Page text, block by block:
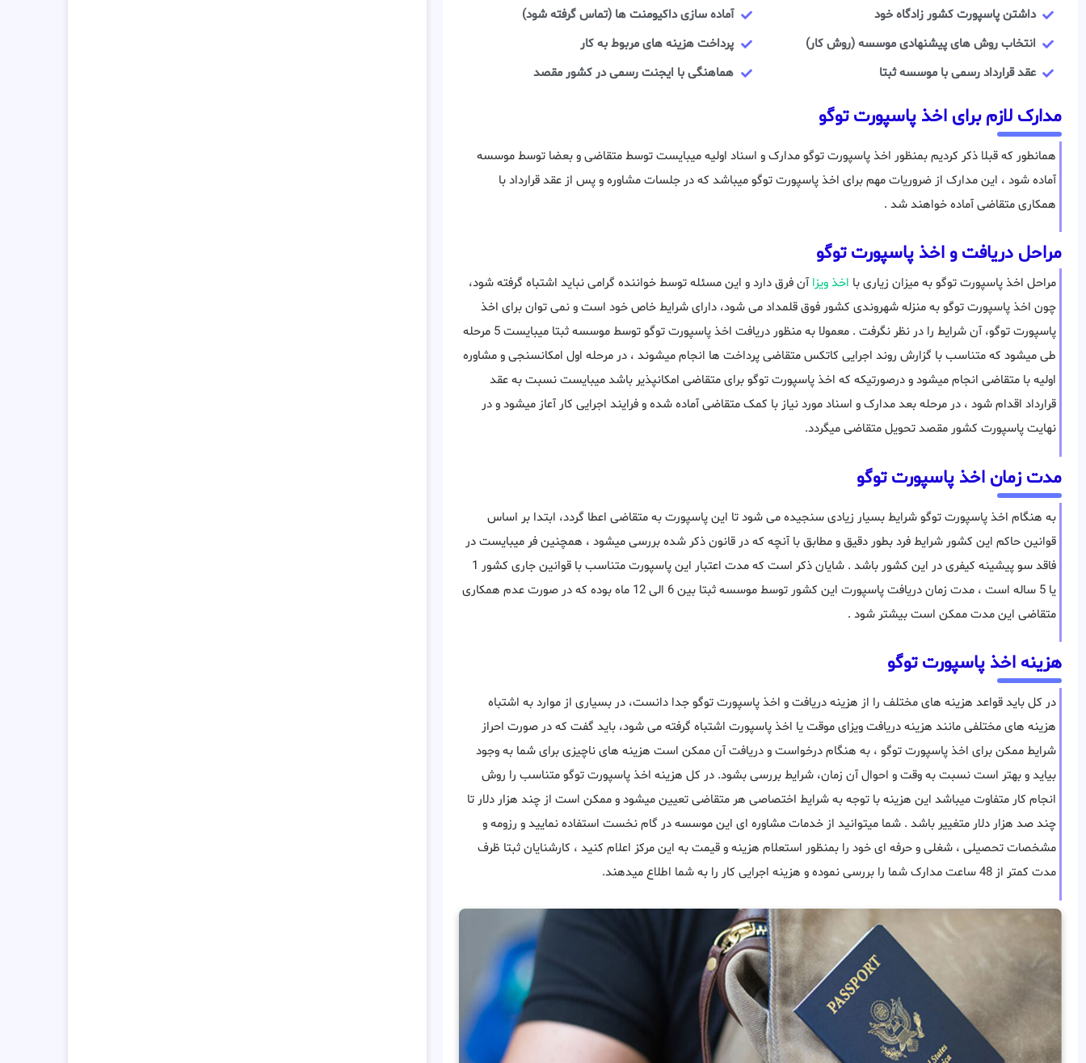
داشتن پاسپورت کشور زادگاه خود
انتخاب روش های پیشنهادی موسسه (روش کار)
عقد قرارداد رسمی با موسسه ثبتا
آماده سازی داکیومنت ها (تماس گرفته شود)
پرداخت هزینه های مربوط به کار
هماهنگی با ایجنت رسمی در کشور مقصد
مدارک لازم برای اخذ پاسپورت توگو
همانطور که قبلا ذکر کردیم بمنظور اخذ پاسپورت توگو مدارک و اسناد اولیه میبایست توسط متقاضی و بعضا توسط موسسه
آماده شود ، این مدارک از ضروریات مهم برای اخذ پاسپورت توگو میباشد که در جلسات مشاوره و پس از عقد قرارداد با
همکاری متقاضی آماده خواهند شد .
مراحل دریافت و اخذ پاسپورت توگو
مراحل اخذ پاسپورت توگو به میزان زیاری با اخذ ویزا آن فرق دارد و این مسئله توسط خواننده گرامی نباید اشتباه گرفته شود،
چون اخذ پاسپورت توگو به منزله شهروندی کشور فوق قلمداد می شود، دارای شرایط خاص خود است و نمی توان برای اخذ
پاسپورت توگو، آن شرایط را در نظر نگرفت . معمولا به منظور دریافت اخذ پاسپورت توگو توسط موسسه ثبتا میبایست 5 مرحله
طی میشود که متناسب با گزارش روند اجرایی کاتکس متقاضی پرداخت ها انجام میشوند ، در مرحله اول امکانسنجی و مشاوره
اولیه با متقاضی انجام میشود و درصورتیکه که اخذ پاسپورت توگو برای متقاضی امکانپذیر باشد میبایست نسبت به عقد
قرارداد اقدام شود ، در مرحله بعد مدارک و اسناد مورد نیاز با کمک متقاضی آماده شده و فرایند اجرایی کار آعاز میشود و در
نهایت پاسپورت کشور مقصد تحویل متقاضی میگردد.
مدت زمان اخذ پاسپورت توگو
به هنگام اخذ پاسپورت توگو شرایط بسیار زیادی سنجیده می شود تا این پاسپورت به متقاضی اعطا گردد، ابتدا بر اساس
قوانین حاکم این کشور شرایط فرد بطور دقیق و مطابق با آنچه که در قانون ذکر شده بررسی میشود ، همچنین فر میبایست در
فاقد سو پیشینه کیفری در این کشور باشد . شایان ذکر است که مدت اعتبار این پاسپورت متناسب با قوانین جاری کشور 1
یا 5 ساله است ، مدت زمان دریافت پاسپورت این کشور توسط موسسه ثبتا بین 6 الی 12 ماه بوده که در صورت عدم همکاری
متقاضی این مدت ممکن است بیشتر شود .
هزینه اخذ پاسپورت توگو
در کل باید قواعد هزینه های مختلف را از هزینه دریافت و اخذ پاسپورت توگو جدا دانست، در بسیاری از موارد به اشتباه
هزینه های مختلفی مانند هزینه دریافت ویزای موقت یا اخذ پاسپورت اشتباه گرفته می شود، باید گفت که در صورت احراز
شرایط ممکن برای اخذ پاسپورت توگو ، به هنگام درخواست و دریافت آن ممکن است هزینه های ناچیزی برای شما به وجود
بیاید و بهتر است نسبت به وقت و احوال آن زمان، شرایط بررسی بشود. در کل هزینه اخذ پاسپورت توگو متناسب را روش
انجام کار متفاوت میباشد این هزینه با توجه به شرایط اختصاصی هر متقاضی تعیین میشود و ممکن است از چند هزار دلار تا
چند صد هزار دلار متغییر باشد . شما میتوانید از خدمات مشاوره ای این موسسه در گام نخست استفاده نمایید و رزومه و
مشخصات تحصیلی ، شغلی و حرفه ای خود را بمنظور استعلام هزینه و قیمت به این مرکز اعلام کنید ، کارشنایان ثبتا ظرف
مدت کمتر از 48 ساعت مدارک شما را بررسی نموده و هزینه اجرایی کار را به شما اطلاع میدهند.